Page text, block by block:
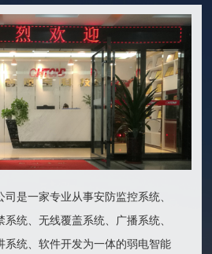
是一家专业从事安防监控系统、
统、无线覆盖系统、广播系统、
系统、软件开发为一体的弱电智能